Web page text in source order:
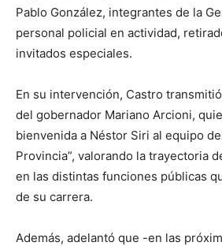
Pablo González, integrantes de la
personal policial en actividad,
invitados especiales.
En su intervención, Castro
del gobernador Mariano Arcioni,
bienvenida a Néstor Siri al equipo
Provincia”, valorando la trayectoria
en las distintas funciones públicas
de su carrera.
Además, adelantó que -en las